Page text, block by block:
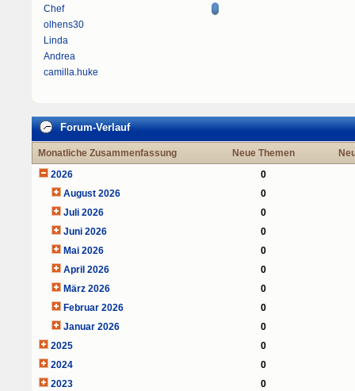
Chef
olhens30
Linda
Andrea
camilla.huke
Forum-Verlauf
Monatliche Zusammenfassung Neue Themen
2026
0
August 2026
0
Juli 2026
0
Juni 2026
0
Mai 2026
0
April 2026
0
März 2026
0
Februar 2026
0
Januar 2026
0
2025
0
2024
0
2023
0